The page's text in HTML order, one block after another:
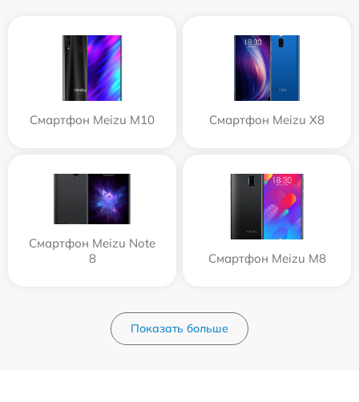
Смартфон Meizu M10 Смартфон Meizu X8
Смартфон Meizu Note
8
Смартфон Meizu M8
Показать больше